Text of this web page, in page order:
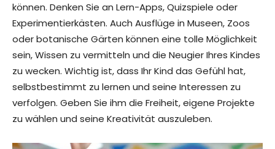
können. Denken Sie an Lern-Apps, Quizspiele oder
Experimentierkästen. Auch Ausflüge in Museen, Zoos
oder botanische Gärten können eine tolle Möglichkeit
sein, Wissen zu vermitteln und die Neugier Ihres Kindes
zu wecken. Wichtig ist, dass Ihr Kind das Gefühl hat,
selbstbestimmt zu lernen und seine Interessen zu
verfolgen. Geben Sie ihm die Freiheit, eigene Projekte
zu wählen und seine Kreativität auszuleben.